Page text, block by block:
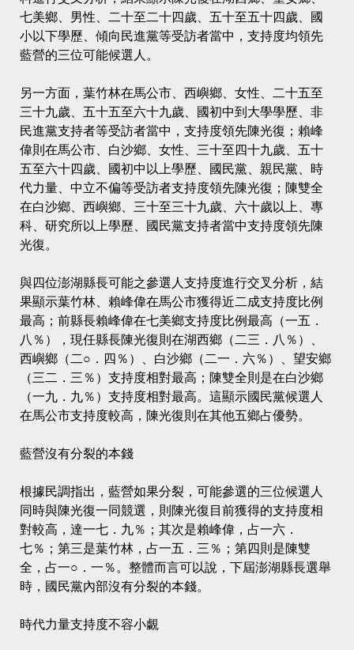
七美鄉、男性、二十至二十四歲、五十至五十四歲、國
小以下學歷、傾向民進黨等受訪者當中，支持度均領先
藍營的三位可能候選人。
另一方面，葉竹林在馬公市、西嶼鄉、女性、二十五至
三十九歲、五十五至六十九歲、國初中到大學學歷、非
民進黨支持者等受訪者當中，支持度領先陳光復；賴峰
偉則在馬公市、白沙鄉、女性、三十至四十九歲、五十
五至六十四歲、國初中以上學歷、國民黨、親民黨、時
代力量、中立不偏等受訪者支持度領先陳光復；陳雙全
在白沙鄉、西嶼鄉、三十至三十九歲、六十歲以上、專
科、研究所以上學歷、國民黨支持者當中支持度領先陳
光復。
與四位澎湖縣長可能之參選人支持度進行交叉分析，結
果顯示葉竹林、賴峰偉在馬公市獲得近二成支持度比例
最高；前縣長賴峰偉在七美鄉支持度比例最高（一五．
八％），現任縣長陳光復則在湖西鄉（二三．八％）、
西嶼鄉（二○．四％）、白沙鄉（二一．六％）、望安鄉
（三二．三％）支持度相對最高；陳雙全則是在白沙鄉
（一九．九％）支持度相對最高。這顯示國民黨候選人
在馬公市支持度較高，陳光復則在其他五鄉占優勢。
藍營沒有分裂的本錢
根據民調指出，藍營如果分裂，可能參選的三位候選人
同時與陳光復一同競選，則陳光復目前獲得的支持度相
對較高，達一七．九％；其次是賴峰偉，占一六．
七％；第三是葉竹林，占一五．三％；第四則是陳雙
全，占一○．一％。整體而言可以說，下屆澎湖縣長選舉
時，國民黨內部沒有分裂的本錢。
時代力量支持度不容小覷